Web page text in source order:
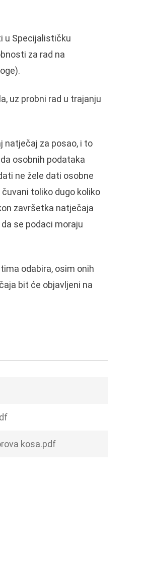
u Specijalističku
za rad na
uz probni rad u trajanju
natječaj za posao, i to
osobnih podataka
ne žele dati osobne
toliko dugo koliko
završetka natječaja
se podaci moraju
odabira, osim onih
bit će objavljeni na
kosa.pdf